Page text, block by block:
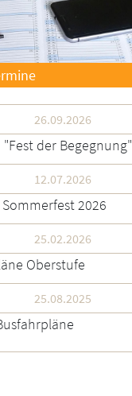
26.09.2026
der Begegnung"
12.07.2026
2026
25.02.2026
Oberstufe
25.08.2025